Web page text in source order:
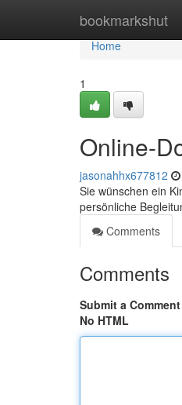
bookmarkshut
Home
Home
1
Online-
jasonahhx677812
Sie wünschen ein
persönliche
Comments
Comments
Submit a Comment
No HTML